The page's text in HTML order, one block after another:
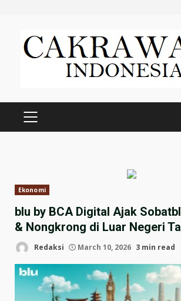
content
PRIMARY
Ekonomi
blu by BCA Digital Ajak
& Nongkrong di Luar Negeri
Redaksi March 10, 2026 3 min read